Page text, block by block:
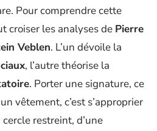
Pour comprendre cette
croiser les analyses de Pierre
Veblen. L’un dévoile la
, l’autre théorise la
. Porter une signature, ce
vêtement, c’est s’approprier
restreint, d’une